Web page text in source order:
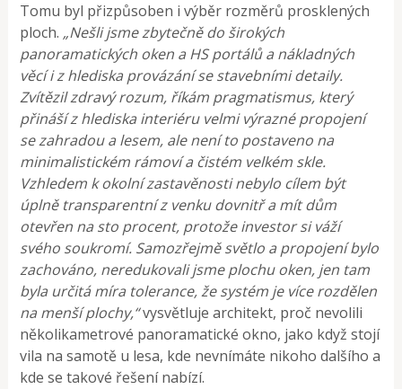
Tomu byl přizpůsoben i výběr rozměrů prosklených
ploch. „Nešli jsme zbytečně do širokých
panoramatických oken a HS portálů a nákladných
věcí i z hlediska provázání se stavebními detaily.
Zvítězil zdravý rozum, říkám pragmatismus, který
přináší z hlediska interiéru velmi výrazné propojení
se zahradou a lesem, ale není to postaveno na
minimalistickém rámoví a čistém velkém skle.
Vzhledem k okolní zastavěnosti nebylo cílem být
úplně transparentní z venku dovnitř a mít dům
otevřen na sto procent, protože investor si váží
svého soukromí. Samozřejmě světlo a propojení bylo
zachováno, neredukovali jsme plochu oken, jen tam
byla určitá míra tolerance, že systém je více rozdělen
na menší plochy,“vysvětluje architekt, proč nevolili
několikametrové panoramatické okno, jako když stojí
vila na samotě u lesa, kde nevnímáte nikoho dalšího a
kde se takové řešení nabízí.